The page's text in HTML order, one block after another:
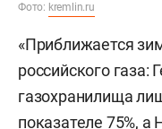
Фото: kremlin.ru
«Приближается
российского газа:
газохранилища
показателе 75%,